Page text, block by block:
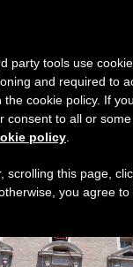
party tools use
and required to
the cookie policy. If
consent to all or some
policy
scrolling this page,
you agree to